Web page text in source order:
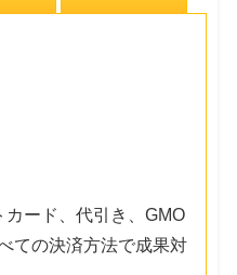
カード、代引き、GMO
ての決済方法で成果対